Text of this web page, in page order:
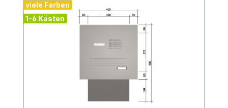
viele Farben
1-6 Kästen